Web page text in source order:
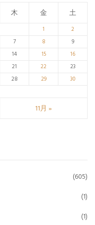
木 金 土
11月 »
1
2
7 8
9
14 15
16
21 22
23
28 29
30
(605)
(1)
(1)